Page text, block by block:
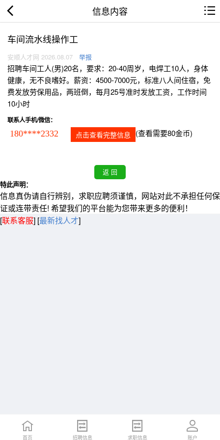
信息内容
车间流水线操作工
安顺人才网 2026.08.07 举报
招聘车间工人(男)20名，要求：20-40周岁，电焊工10人，身体
健康，无不良嗜好。薪资：4500-7000元，标准八人间住宿，免
费发放劳保用品，两班倒，每月25号准时发放工资，工作时间
10小时
联系人手机/微信：
180****2332 点击查看完整信息 (查看需要80金币)
特此声明：
信息真伪请自行辨别，求职应聘须谨慎，网站对此不承担任何保
证或连带责任! 希望我们的平台能为您带来更多的便利！
[联系客服] [最新找人才]
首页 招聘信息 求职信息 账户